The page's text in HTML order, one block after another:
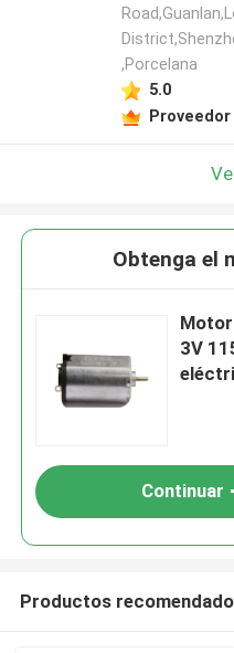
,Porcelana
5.0
Obtenga el
3V
Continuar
Productos